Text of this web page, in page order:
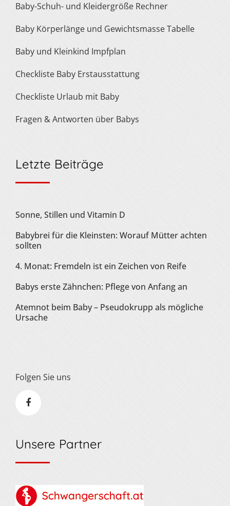
Baby-Schuh- und Kleidergröße Rechner
Baby Körperlänge und Gewichtsmasse Tabelle
Baby und Kleinkind Impfplan
Checkliste Baby Erstausstattung
Checkliste Urlaub mit Baby
Fragen & Antworten über Babys
Letzte Beiträge
Sonne, Stillen und Vitamin D
Babybrei für die Kleinsten: Worauf Mütter achten
sollten
4. Monat: Fremdeln ist ein Zeichen von Reife
Babys erste Zähnchen: Pflege von Anfang an
Atemnot beim Baby – Pseudokrupp als mögliche
Ursache
Folgen Sie uns
Unsere Partner